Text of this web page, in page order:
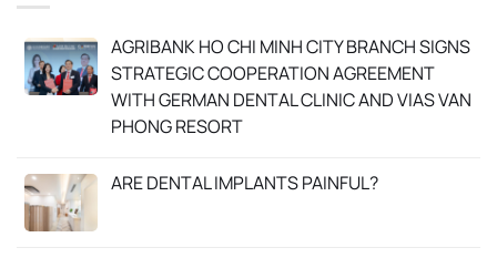
AGRIBANK HO CHI MINH CITY BRANCH SIGNS
STRATEGIC COOPERATION AGREEMENT
WITH GERMAN DENTAL CLINIC AND VIAS VAN
PHONG RESORT
ARE DENTAL IMPLANTS PAINFUL?